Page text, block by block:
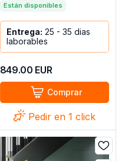
TORRENSE AZUL
Están disponibles
Entrega: 25 - 35 dias
laborables
849.00 EUR
Comprar
Pedir en 1 click